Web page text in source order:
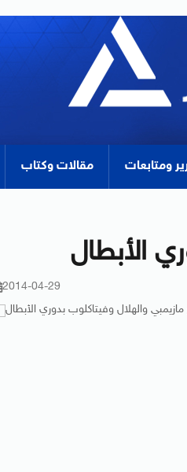
ومتابعات مقالات وكتاب
الأبطال
2014-04-29